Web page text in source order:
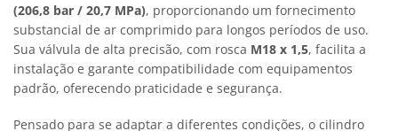
(206,8 bar / 20,7 MPa), proporcionando um fornecimento
substancial de ar comprimido para longos períodos de uso.
Sua válvula de alta precisão, com rosca M18 x 1,5, facilita a
instalação e garante compatibilidade com equipamentos
padrão, oferecendo praticidade e segurança.
Pensado para se adaptar a diferentes condições, o cilindro